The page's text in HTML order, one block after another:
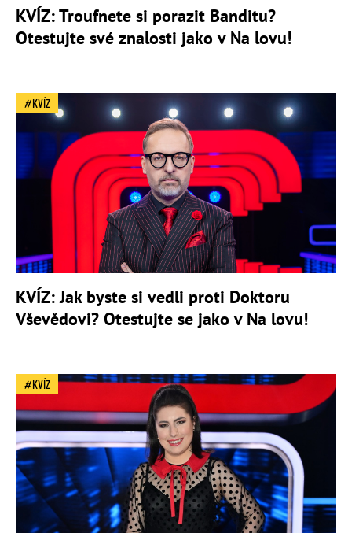
KVÍZ: Troufnete si porazit Banditu?
Otestujte své znalosti jako v Na lovu!
KVÍZ
KVÍZ: Jak byste si vedli proti Doktoru
Vševědovi? Otestujte se jako v Na lovu!
KVÍZ